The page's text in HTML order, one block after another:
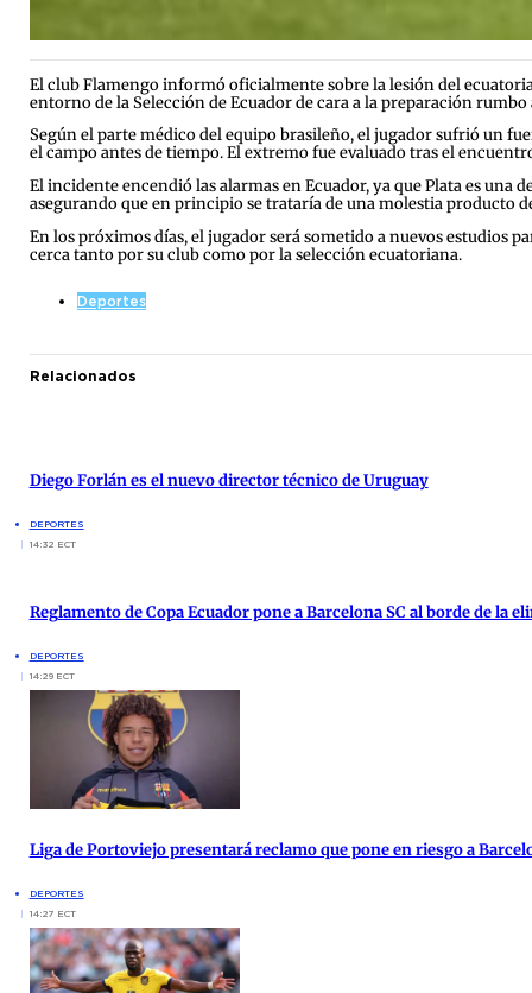
El club Flamengo informó oficialmente sobre la lesión del
entorno de la Selección de Ecuador de cara a la preparación
Según el parte médico del equipo brasileño, el jugador sufrió un
el campo antes de tiempo. El extremo fue evaluado tras el
El incidente encendió las alarmas en Ecuador, ya que Plata es
asegurando que en principio se trataría de una molestia producto
En los próximos días, el jugador será sometido a nuevos estudios
cerca tanto por su club como por la selección ecuatoriana.
Deportes
Relacionados
Diego Forlán es el nuevo director técnico de Uruguay
DEPORTES
14:32 ECT
Reglamento de Copa Ecuador pone a Barcelona SC al borde de la
DEPORTES
14:29 ECT
Liga de Portoviejo presentará reclamo que pone en riesgo a
DEPORTES
14:27 ECT